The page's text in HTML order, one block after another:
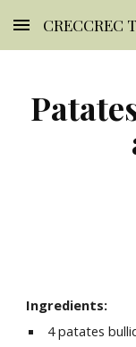
Skip to main
CRECCREC
Ingredients:
4 patates